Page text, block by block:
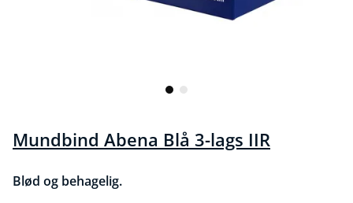
Mundbind Abena Blå 3-lags IIR
Blød og behagelig.